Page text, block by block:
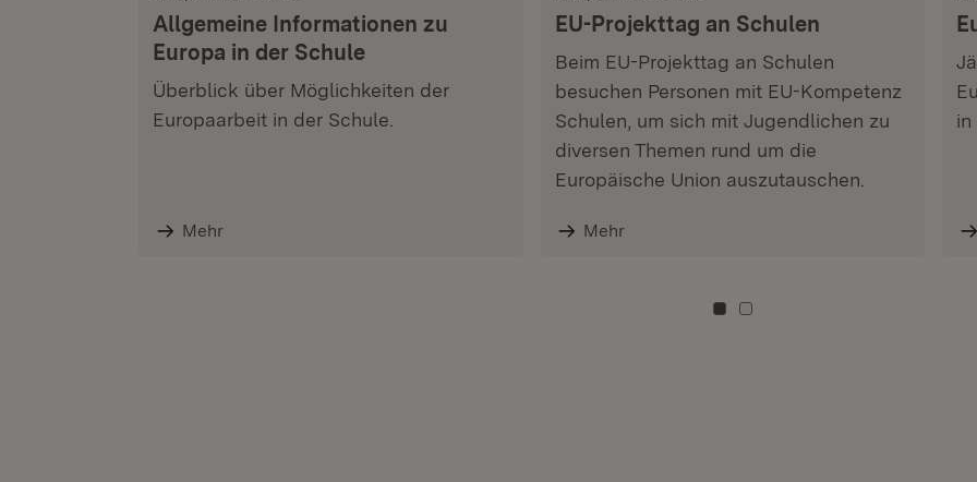
Allgemeine Informationen zu
Europa in der Schule
Überblick über Möglichkeiten der
Europaarbeit in der Schule.
Mehr
EU-Projekttag an Schulen
Beim EU-Projekttag an Schulen
besuchen Personen mit EU-Kompetenz
Schulen, um sich mit Jugendlichen zu
diversen Themen rund um die
Europäische Union auszutauschen.
Mehr
in
Zu Kachel: 0
Zu Kachel: 3